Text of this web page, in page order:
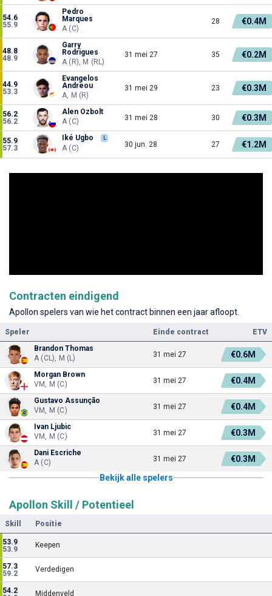
54.6
55.9
Pedro
Marques
A (C)
28 €0.4M
48.8
48.9
Garry
Rodrigues
A (R), M (RL)
31 mei 27 35 €0.2M
44.9
53.3
Evangelos
Andreou
A, M (R)
31 mei 29 23 €0.3M
56.2
56.2
Alen Ozbolt
A (C)
31 mei 28 30 €0.3M
55.9
57.3
Iké Ugbo
A (C) 30 jun. 28 27 €1.2M
Contracten eindigend
Apollon spelers van wie het contract binnen een jaar afloopt.
Speler Einde contract
ETV
Brandon Thomas
A (CL), M (L)
31 mei 27 €0.6M
Morgan Brown
VM, M (C)
31 mei 27 €0.4M
Gustavo Assunção
VM, M (C)
31 mei 27 €0.4M
Ivan Ljubic
VM, M (C)
31 mei 27 €0.3M
Dani Escriche
A (C)
31 mei 27
€0.3M
Bekijk alle spelers
Apollon Skill / Potentieel
Skill Positie
53.9
53.9
Keepen
57.3
59.2
Verdedigen
54.2
Middenveld